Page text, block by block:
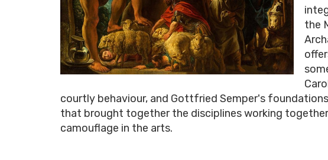
the
courtly behaviour, and Gottfried Semper's
that brought together the disciplines working together
camouflage in the arts.